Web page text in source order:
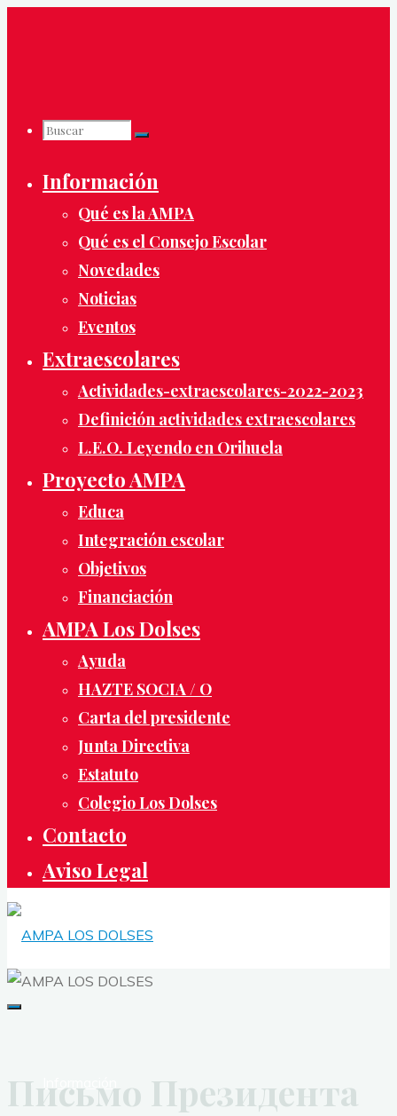
Buscar
Buscar:
Buscar
Información
Qué es la AMPA
Qué es el Consejo Escolar
Novedades
Noticias
Eventos
Extraescolares
Actividades-extraescolares-2022-2023
Definición actividades extraescolares
L.E.O. Leyendo en Orihuela
Proyecto AMPA
Educa
Integración escolar
Objetivos
Financiación
AMPA Los Dolses
Ayuda
HAZTE SOCIA / O
Carta del presidente
Junta Directiva
Estatuto
Colegio Los Dolses
Contacto
Aviso Legal
AMPA
LOS
ASOCIACIÓN
DE
Письмо Президента